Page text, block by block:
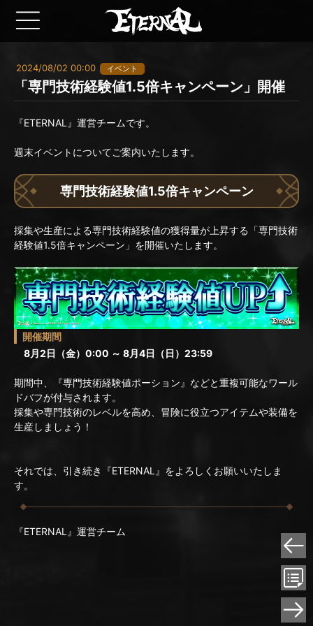
2024/08/02 00:00 イベント
「専門技術経験値1.5倍キャンペーン」開催
『ETERNAL』運営チームです。
週末イベントについてご案内いたします。
専門技術経験値1.5倍キャンペーン
採集や生産による専門技術経験値の獲得量が上昇する「専門技術
経験値1.5倍キャンペーン」を開催いたします。
開催期間
8月2日（金）0:00 ～ 8月4日（日）23:59
期間中、『専門技術経験値ポーション』などと重複可能なワール
ドバフが付与されます。
採集や専門技術のレベルを高め、冒険に役立つアイテムや装備を
生産しましょう！
それでは、引き続き『ETERNAL』をよろしくお願いいたしま
す。
『ETERNAL』運営チーム